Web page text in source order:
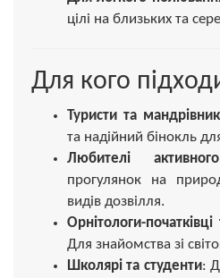
цілі на близьких та
Для кого
Туристи та
та надійний бінокль
Любителі
прогулянок на
видів дозвілля.
Орнітологи-
Для знайомства зі
Школярі та студенти: